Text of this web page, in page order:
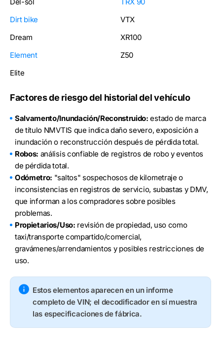
Dirt bike
Dream
Element
Elite
VTX
XR100
Z50
Factores de riesgo del historial del vehículo
Salvamento/Inundación/Reconstruido: estado de marca
de título NMVTIS que indica daño severo, exposición a
inundación o reconstrucción después de pérdida total.
Robos: análisis confiable de registros de robo y eventos
de pérdida total.
Odómetro: "saltos" sospechosos de kilometraje o
inconsistencias en registros de servicio, subastas y DMV,
que informan a los compradores sobre posibles
problemas.
Propietarios/Uso: revisión de propiedad, uso como
taxi/transporte compartido/comercial,
gravámenes/arrendamientos y posibles restricciones de
uso.
Estos elementos aparecen en un informe
completo de VIN; el decodificador en sí muestra
las especificaciones de fábrica.